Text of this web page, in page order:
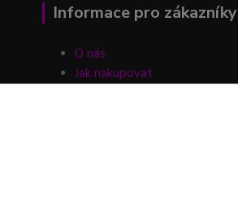
Informace pro zákazníky
O nás
Jak nakupovat